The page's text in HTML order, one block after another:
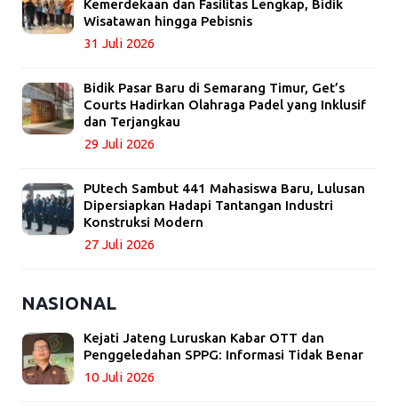
Kemerdekaan dan Fasilitas Lengkap, Bidik
Wisatawan hingga Pebisnis
31 Juli 2026
Bidik Pasar Baru di Semarang Timur, Get’s
Courts Hadirkan Olahraga Padel yang Inklusif
dan Terjangkau
29 Juli 2026
PUtech Sambut 441 Mahasiswa Baru, Lulusan
Dipersiapkan Hadapi Tantangan Industri
Konstruksi Modern
27 Juli 2026
NASIONAL
Kejati Jateng Luruskan Kabar OTT dan
Penggeledahan SPPG: Informasi Tidak Benar
10 Juli 2026